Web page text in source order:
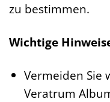
zu bestimmen.
Wichtige
Vermeiden Sie
Veratrum